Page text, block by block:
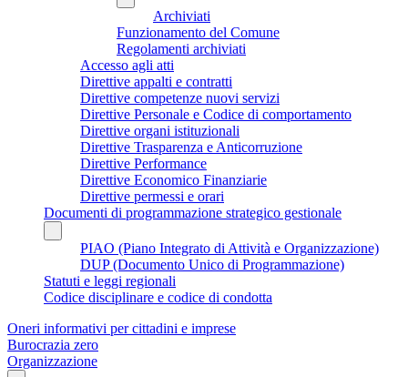
Archiviati
Funzionamento del Comune
Regolamenti archiviati
Accesso agli atti
Direttive appalti e contratti
Direttive competenze nuovi servizi
Direttive Personale e Codice di comportamento
Direttive organi istituzionali
Direttive Trasparenza e Anticorruzione
Direttive Performance
Direttive Economico Finanziarie
Direttive permessi e orari
Documenti di programmazione strategico gestionale
PIAO (Piano Integrato di Attività e Organizzazione)
DUP (Documento Unico di Programmazione)
Statuti e leggi regionali
Codice disciplinare e codice di condotta
Oneri informativi per cittadini e imprese
Burocrazia zero
Organizzazione